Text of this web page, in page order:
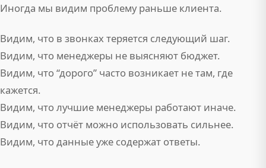
Иногда мы видим проблему раньше клиента.
Видим, что в звонках теряется следующий шаг.
Видим, что менеджеры не выясняют бюджет.
Видим, что “дорого” часто возникает не там, где
кажется.
Видим, что лучшие менеджеры работают иначе.
Видим, что отчёт можно использовать сильнее.
Видим, что данные уже содержат ответы.